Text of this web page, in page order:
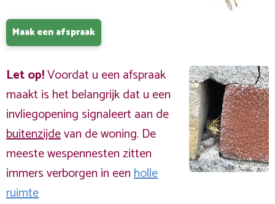
Maak een afspraak
Let op!Voordat u een afspraak
maakt is het belangrijk dat u een
invliegopening signaleert aan de
buitenzijdevan de woning. De
meeste wespennesten zitten
immers verborgen in eenholle
ruimte